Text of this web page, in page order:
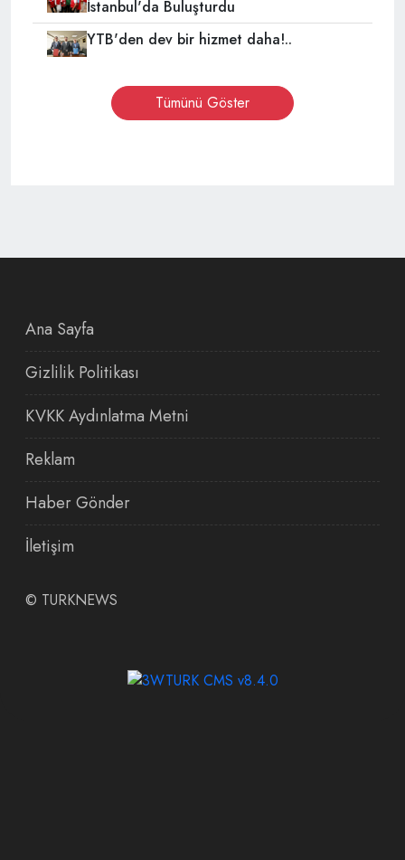
İstanbul'da Buluşturdu
YTB'den dev bir hizmet daha!..
Tümünü Göster
Ana Sayfa
Gizlilik Politikası
KVKK Aydınlatma Metni
Reklam
Haber Gönder
İletişim
© TURKNEWS